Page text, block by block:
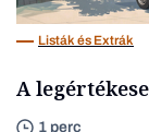
Listák és Extrák
A
1 perc